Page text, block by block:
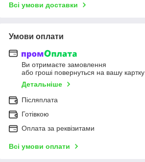
Всі умови доставки
Умови оплати
Ви отримаєте замовлення
або гроші повернуться на вашу картку
Детальніше
Післяплата
Готівкою
Оплата за реквізитами
Всі умови оплати